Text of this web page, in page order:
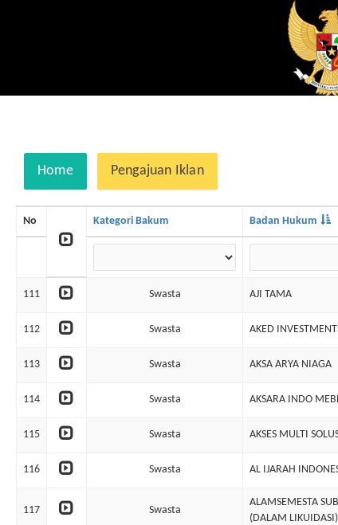
Home Pengajuan Iklan
No
Kategori Bakum Badan Hukum
111 Swasta AJI TAMA
112 Swasta AKED
113 Swasta AKSA ARYA NIAGA
114 Swasta AKSARA INDO
115 Swasta AKSES MULTI
116 Swasta AL IJARAH
117 Swasta
ALAMSEMESTA
(DALAM LIKUIDASI)